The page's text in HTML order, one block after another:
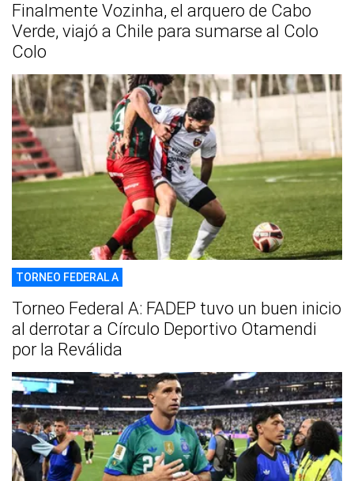
Finalmente Vozinha, el arquero de Cabo
Verde, viajó a Chile para sumarse al Colo
Colo
TORNEO FEDERAL A
Torneo Federal A: FADEP tuvo un buen inicio
al derrotar a Círculo Deportivo Otamendi
por la Reválida